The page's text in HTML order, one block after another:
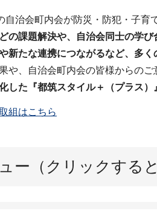
自治会町内会が防災・防犯・子育
の課題解決や、自治会同士の学
新たな連携につながるなど、多
や、自治会町内会の皆様からの
した『都筑スタイル＋（プラス）
組はこちら
ー（クリックする